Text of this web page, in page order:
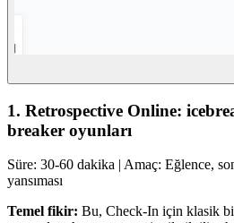
1. Retrospective Online:
breaker oyunları
Süre: 30-60 dakika | Amaç: Eğlence,
yansıması
Temel fikir: Bu, Check-In için klasik